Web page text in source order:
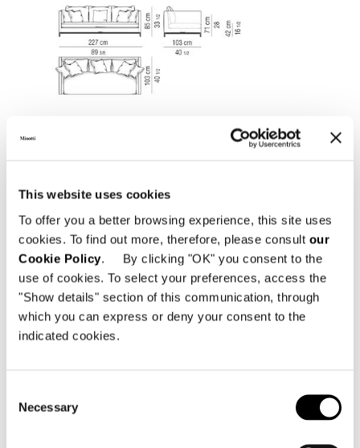
This website uses cookies
To offer you a better browsing experience, this site uses
cookies. To find out more, therefore, please consult our
Cookie Policy. By clicking "OK" you consent to the
use of cookies. To select your preferences, access the
"Show details" section of this communication, through
which you can express or deny your consent to the
indicated cookies.
Selection
Necessary
CANAPÈ CM 288